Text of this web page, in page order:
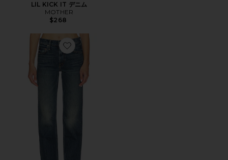
LIL KICK IT デニム
MOTHER
$268
Favorite REIFLER デニム